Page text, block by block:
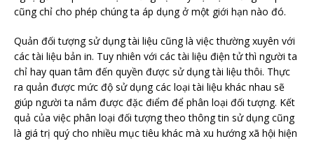
cũng chỉ cho phép chúng ta áp dụng ở một giới hạn nào đó.
Quản đối tượng sử dụng tài liệu cũng là việc thường xuyên với
các tài liệu bản in. Tuy nhiên với các tài liệu điện tử thì người ta
chỉ hay quan tâm đến quyền được sử dụng tài liệu thôi. Thực
ra quản được mức độ sử dụng các loại tài liệu khác nhau sẽ
giúp người ta nắm được đặc điểm để phân loại đối tượng. Kết
quả của việc phân loại đối tượng theo thông tin sử dụng cũng
là giá trị quý cho nhiều mục tiêu khác mà xu hướng xã hội hiện